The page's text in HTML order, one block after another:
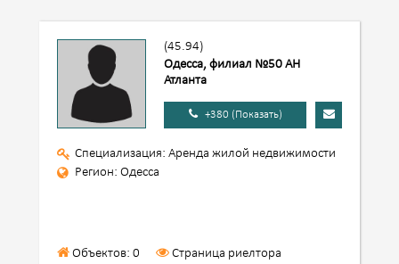
(45.94)
Одесса, филиал №50 АН
Атланта
+380 (Показать)
Специализация: Аренда жилой недвижимости
Регион: Одесса
Объектов: 0 Страница риелтора